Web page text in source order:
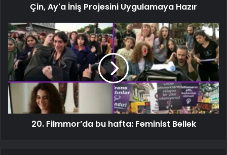
Çin, Ay'a İniş Projesini Uygulamaya Hazır
20. Filmmor’da bu hafta: Feminist Bellek